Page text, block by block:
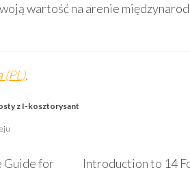
wartość na arenie
(PL).
z I-kosztorysant
Guide for
Introduction to 14